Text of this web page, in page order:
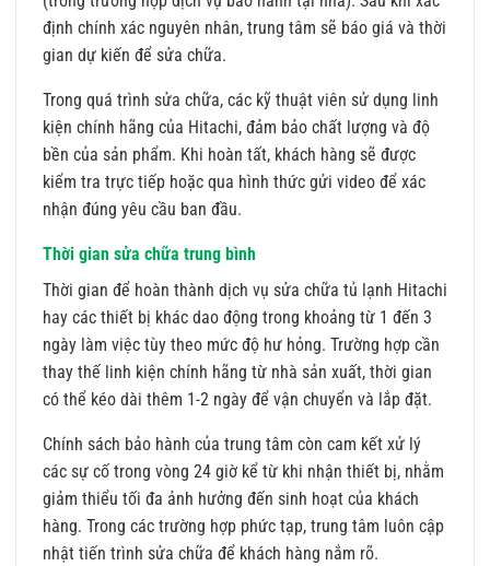
định chính xác nguyên nhân, trung tâm sẽ báo giá và thời
gian dự kiến để sửa chữa.
Trong quá trình sửa chữa, các kỹ thuật viên sử dụng linh
kiện chính hãng của Hitachi, đảm bảo chất lượng và độ
bền của sản phẩm. Khi hoàn tất, khách hàng sẽ được
kiểm tra trực tiếp hoặc qua hình thức gửi video để xác
nhận đúng yêu cầu ban đầu.
Thời gian sửa chữa trung bình
Thời gian để hoàn thành dịch vụ sửa chữa tủ lạnh Hitachi
hay các thiết bị khác dao động trong khoảng từ 1 đến 3
ngày làm việc tùy theo mức độ hư hỏng. Trường hợp cần
thay thế linh kiện chính hãng từ nhà sản xuất, thời gian
có thể kéo dài thêm 1-2 ngày để vận chuyển và lắp đặt.
Chính sách bảo hành của trung tâm còn cam kết xử lý
các sự cố trong vòng 24 giờ kể từ khi nhận thiết bị, nhằm
giảm thiểu tối đa ảnh hưởng đến sinh hoạt của khách
hàng. Trong các trường hợp phức tạp, trung tâm luôn cập
nhật tiến trình sửa chữa để khách hàng nắm rõ.